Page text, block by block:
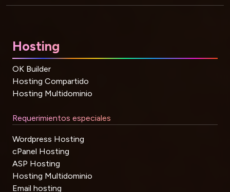
Hosting
OK Builder
Hosting Compartido
Hosting Multidominio
Requerimientos especiales
Wordpress Hosting
cPanel Hosting
ASP Hosting
Hosting Multidominio
Email hosting